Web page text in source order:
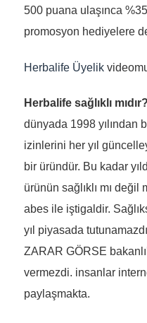
500 puana ulaşınca
promosyon hediyelere
Herbalife Üyelik
Herbalife sağlıklı mıdır?
dünyada 1998 yılından
izinlerini her yıl
bir üründür. Bu kadar
ürünün sağlıklı mı değil
abes ile iştigaldir.
yıl piyasada
ZARAR GÖRSE
vermezdi. insanlar
paylaşmakta.